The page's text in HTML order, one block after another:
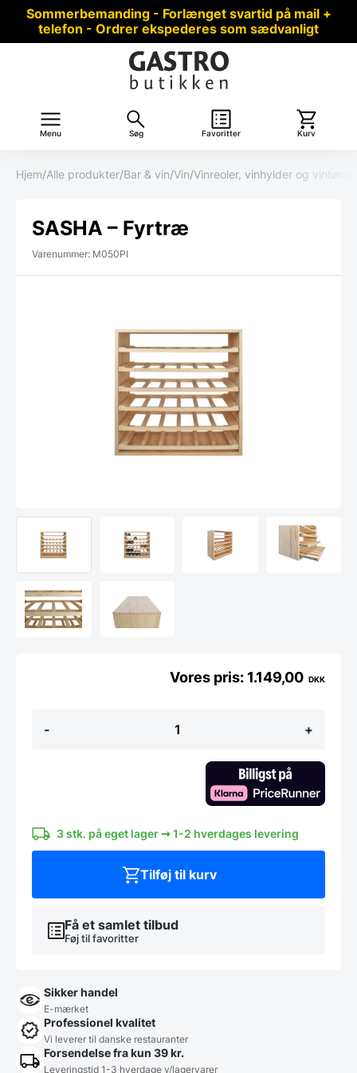
Sommerbemanding - Forlænget svartid på mail +
telefon - Ordrer ekspederes som sædvanligt
Menu Søg Favoritter Kurv
Hjem/Alle produkter/Bar & vin/Vin/Vinreoler, vinhylder og
SASHA – Fyrtræ
Varenummer: M050PI
- +
1.149,00 DKK
3 stk. på eget lager ➞ 1-2 hverdages levering
Få et samlet tilbud
Føj til favoritter
Tilføj til kurv
Sikker handel
E-mærket
Professionel kvalitet
Vi leverer til danske restauranter
Forsendelse fra kun 39 kr.
Leveringstid 1-3 hverdage v/lagervarer